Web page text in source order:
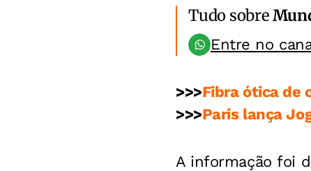
Tudo sobre
Entre no
>>>Fibra ótica de
>>>Paris lança
A informação foi